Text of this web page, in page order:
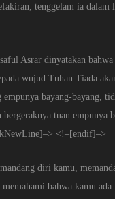
tenggelam ia dalam
Asrar dinyatakan
wujud Tuhan.Tiada
bayang-bayang,
bergeraknya tuan empunya
<!–[endif]–>
diri kamu,
bahwa kamu